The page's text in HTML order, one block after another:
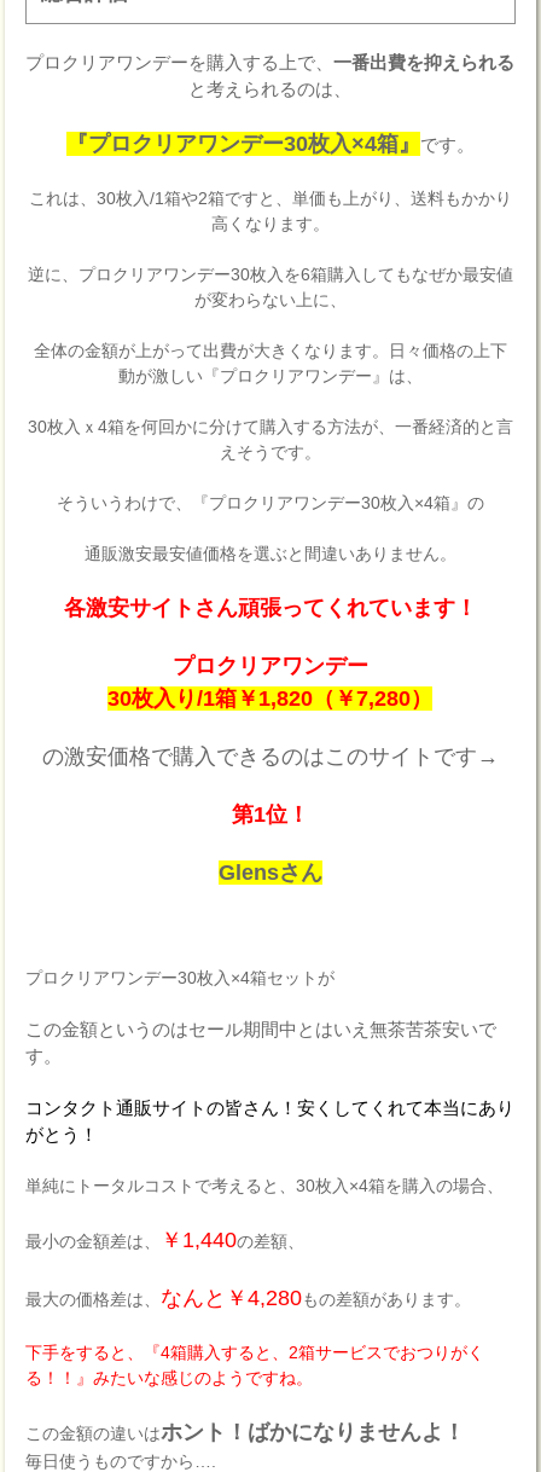
プロクリアワンデーを購入する上で、一番出費を抑えられる
と考えられるのは、
『プロクリアワンデー30枚入×4箱』 です。
これは、30枚入/1箱や2箱ですと、単価も上がり、送料もかかり
高くなります。
逆に、プロクリアワンデー30枚入を6箱購入してもなぜか最安値
が変わらない上に、
全体の金額が上がって出費が大きくなります。日々価格の上下
動が激しい『プロクリアワンデー』は、
30枚入ｘ4箱を何回かに分けて購入する方法が、一番経済的と言
えそうです。
そういうわけで、『プロクリアワンデー30枚入×4箱』の
通販激安最安値価格を選ぶと間違いありません。
各激安サイトさん頑張ってくれています！
プロクリアワンデー
30枚入り/1箱￥1,820（￥7,280）
の激安価格で購入できるのはこのサイトです→
第1位！
Glensさん
プロクリアワンデー30枚入×4箱セットが
この金額というのはセール期間中とはいえ無茶苦茶安いで
す。
コンタクト通販サイトの皆さん！安くしてくれて本当にあり
がとう！
単純にトータルコストで考えると、30枚入×4箱を購入の場合、
最小の金額差は、 ￥1,440の差額、
最大の価格差は、 なんと￥4,280もの差額があります。
下手をすると、『4箱購入すると、2箱サービスでおつりがく
る！！』みたいな感じのようですね。
この金額の違いはホント！ばかになりませんよ！
毎日使うものですから….